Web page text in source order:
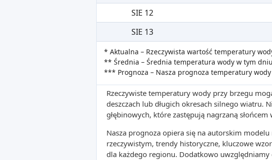
SIE 12
SIE 13
* Aktualna – Rzeczywista wartość temperatury
** Średnia – Średnia temperatura wody w tym
*** Prognoza – Nasza prognoza temperatury wody
Rzeczywiste temperatury wody przy brzegu
deszczach lub długich okresach silnego wiatru.
głębinowych, które zastępują nagrzaną
Nasza prognoza opiera się na autorskim
rzeczywistym, trendy historyczne, kluczowe
dla każdego regionu. Dodatkowo uwzględniamy